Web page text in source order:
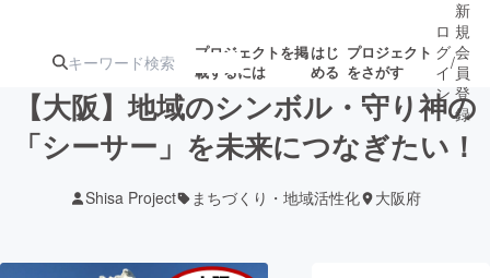
プロジェクトを掲
載するには
はじ
める
プロジェクト
をさがす
ターン
ジェクト
募集終了が近いプ
ロジェクト
もうすぐ公開
されます
ロ
グ
イ
ン
/
新
規
会
員
登
録
【大阪】地域のシンボル・守り神の
「シーサー」を未来につなぎたい！
Shisa Project まちづくり・地域活性化 大阪府